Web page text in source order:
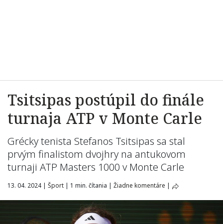
Tsitsipas postúpil do finále
turnaja ATP v Monte Carle
Grécky tenista Stefanos Tsitsipas sa stal
prvým finalistom dvojhry na antukovom
turnaji ATP Masters 1000 v Monte Carle
13. 04. 2024 | Šport | 1 min. čítania | Žiadne komentáre |